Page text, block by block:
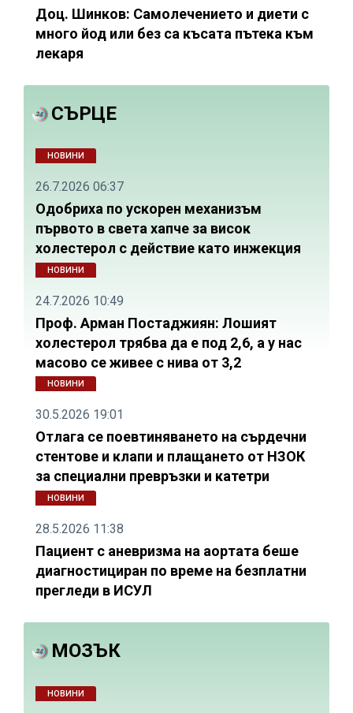
Доц. Шинков: Самолечението и диети с
много йод или без са късата пътека към
лекаря
СЪРЦЕ
НОВИНИ
26.7.2026 06:37
Одобриха по ускорен механизъм
първото в света хапче за висок
холестерол с действие като инжекция
НОВИНИ
24.7.2026 10:49
Проф. Арман Постаджиян: Лошият
холестерол трябва да е под 2,6, а у нас
масово се живее с нива от 3,2
НОВИНИ
30.5.2026 19:01
Отлага се поевтиняването на сърдечни
стентове и клапи и плащането от НЗОК
за специални превръзки и катетри
НОВИНИ
28.5.2026 11:38
Пациент с аневризма на аортата беше
диагностициран по време на безплатни
прегледи в ИСУЛ
МОЗЪК
НОВИНИ